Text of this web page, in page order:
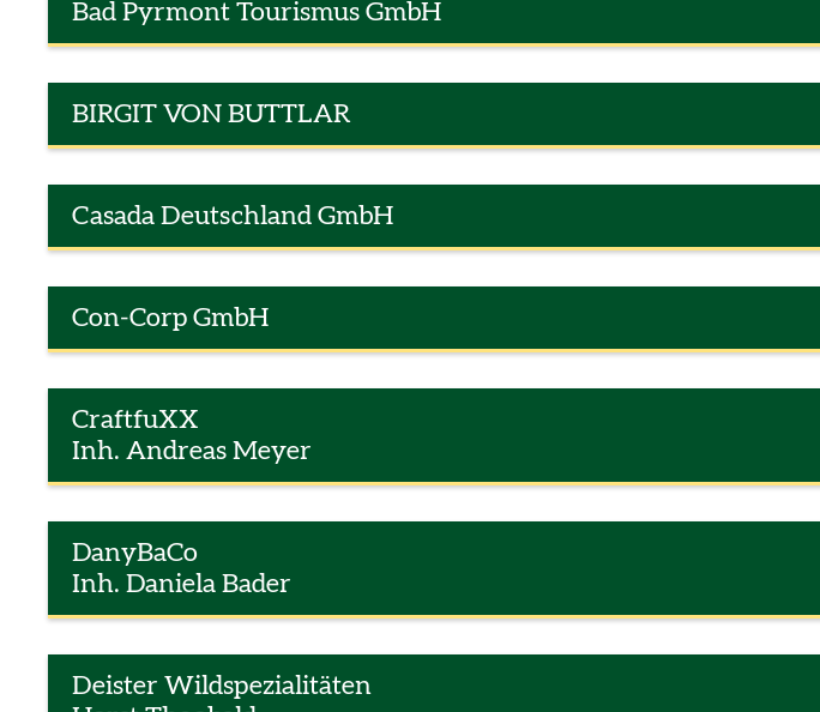
Bad Pyrmont Tourismus GmbH
BIRGIT VON BUTTLAR
Casada Deutschland GmbH
Con-Corp GmbH
CraftfuXX
Inh. Andreas Meyer
DanyBaCo
Inh. Daniela Bader
Deister Wildspezialitäten